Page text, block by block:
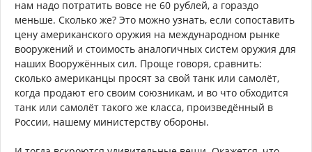
нам надо потратить вовсе не 60 рублей, а гораздо
меньше. Сколько же? Это можно узнать, если сопоставить
цену американского оружия на международном рынке
вооружений и стоимость аналогичных систем оружия для
наших Вооружённых сил. Проще говоря, сравнить:
сколько американцы просят за свой танк или самолёт,
когда продают его своим союзникам, и во что обходится
танк или самолёт такого же класса, произведённый в
России, нашему министерству обороны.